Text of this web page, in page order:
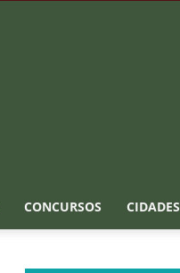
CONCURSOS CIDADES